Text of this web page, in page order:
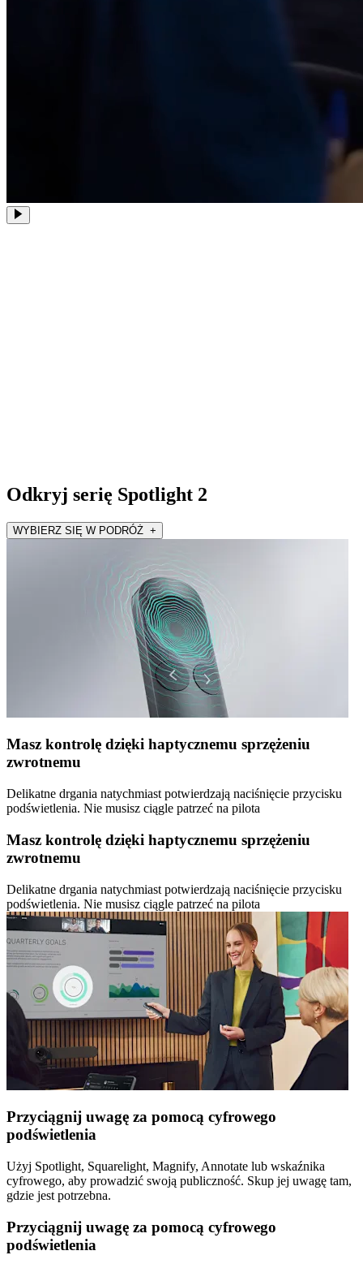
Odkryj serię Spotlight 2
WYBIERZ SIĘ W PODRÓŻ +
Masz kontrolę dzięki haptycznemu sprzężeniu
zwrotnemu
Delikatne drgania natychmiast potwierdzają naciśnięcie przycisku
podświetlenia. Nie musisz ciągle patrzeć na pilota
Masz kontrolę dzięki haptycznemu sprzężeniu
zwrotnemu
Delikatne drgania natychmiast potwierdzają naciśnięcie przycisku
podświetlenia. Nie musisz ciągle patrzeć na pilota
Przyciągnij uwagę za pomocą cyfrowego
podświetlenia
Użyj Spotlight, Squarelight, Magnify, Annotate lub wskaźnika
cyfrowego, aby prowadzić swoją publiczność. Skup jej uwagę tam,
gdzie jest potrzebna.
Przyciągnij uwagę za pomocą cyfrowego
podświetlenia